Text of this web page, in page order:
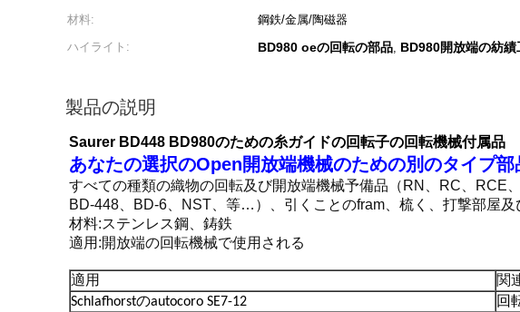
材料:
鋼鉄/金属/陶磁器
ハイライト:
BD980 oeの回転の部品, BD980開放端の紡績
製品の説明
Saurer BD448 BD980のための糸ガイドの回転子の回転機械付属品
あなたの選択のOpen開放端機械のための別のタイプ部
すべての種類の織物の回転及び開放端機械予備品（RN、RC、RCE
BD-448、BD-6、NST、等…）、引くことのfram、梳く、打撃部屋及
材料:ステンレス鋼、鋳鉄
適用:開放端の回転機械で使用される
適用 関
Schlafhorstのautocoro SE7-12
回